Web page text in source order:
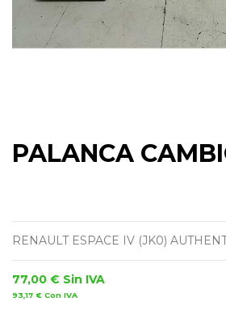
PALANCA
RENAULT ESPACE IV (JK0)
77,00 € Sin IVA
93,17 € Con IVA